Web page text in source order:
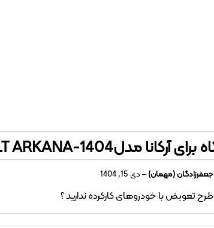
آرکانا مدل1404-RENAULT ARKANA
جعفرزادگان (مهمان) – دی 15, 1404
طرح تعویض با خودروهای کارکرده ندارید ؟